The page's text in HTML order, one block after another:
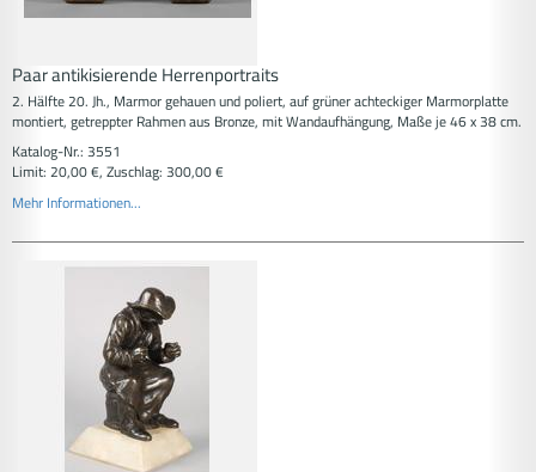
Paar antikisierende Herrenportraits
2. Hälfte 20. Jh., Marmor gehauen und poliert, auf grüner achteckiger Marmorplatte
montiert, getreppter Rahmen aus Bronze, mit Wandaufhängung, Maße je 46 x 38 cm.
Katalog-Nr.: 3551
Limit: 20,00 €, Zuschlag: 300,00 €
Mehr Informationen...